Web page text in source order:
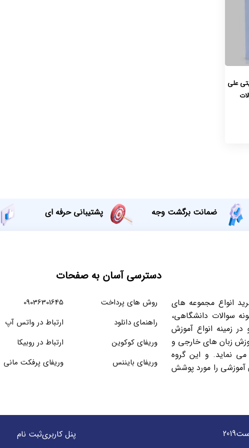
علی
ضمانت برگشت وجه پشتیبانی حرفه ای
انواع مجموعه های
سوالات دانشگاهی،
زمینه انواع آموزش
زبان های خارجی و
می نماید. و این گروه
آموزشی را مورد پوشش
دسترسی آسان به صفحات
روش های پرداخت
راهنمای دانلود
وریفای کوکوین
وریفای بایننس
09036301645
ارتباط در واتس آپ
ارتباط در روبیکا
وریفای پرفکت مانی
پنل کاربریثبت نام